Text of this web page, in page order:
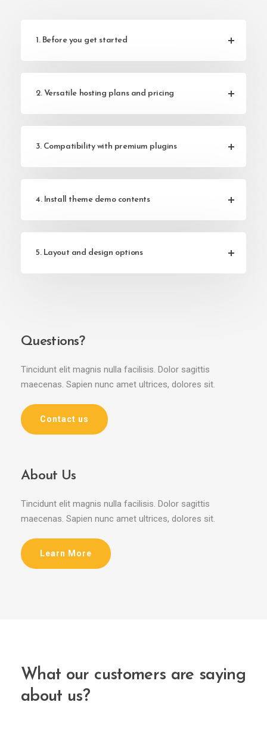
1. Before you get started
2. Versatile hosting plans and pricing
3. Compatibility with premium plugins
4. Install theme demo contents
5. Layout and design options
Questions?
Tincidunt elit magnis nulla facilisis. Dolor sagittis
maecenas. Sapien nunc amet ultrices, dolores sit.
Contact us
About Us
Tincidunt elit magnis nulla facilisis. Dolor sagittis
maecenas. Sapien nunc amet ultrices, dolores sit.
Learn More
What our customers are saying
about us?